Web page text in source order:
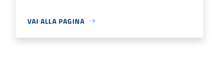
VAI ALLA PAGINA